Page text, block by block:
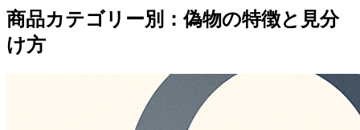
商品カテゴリー別：偽物の特徴と見分
け方